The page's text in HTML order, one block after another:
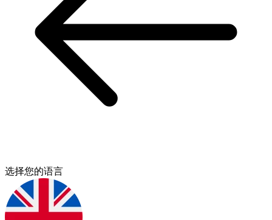
选择您的语言